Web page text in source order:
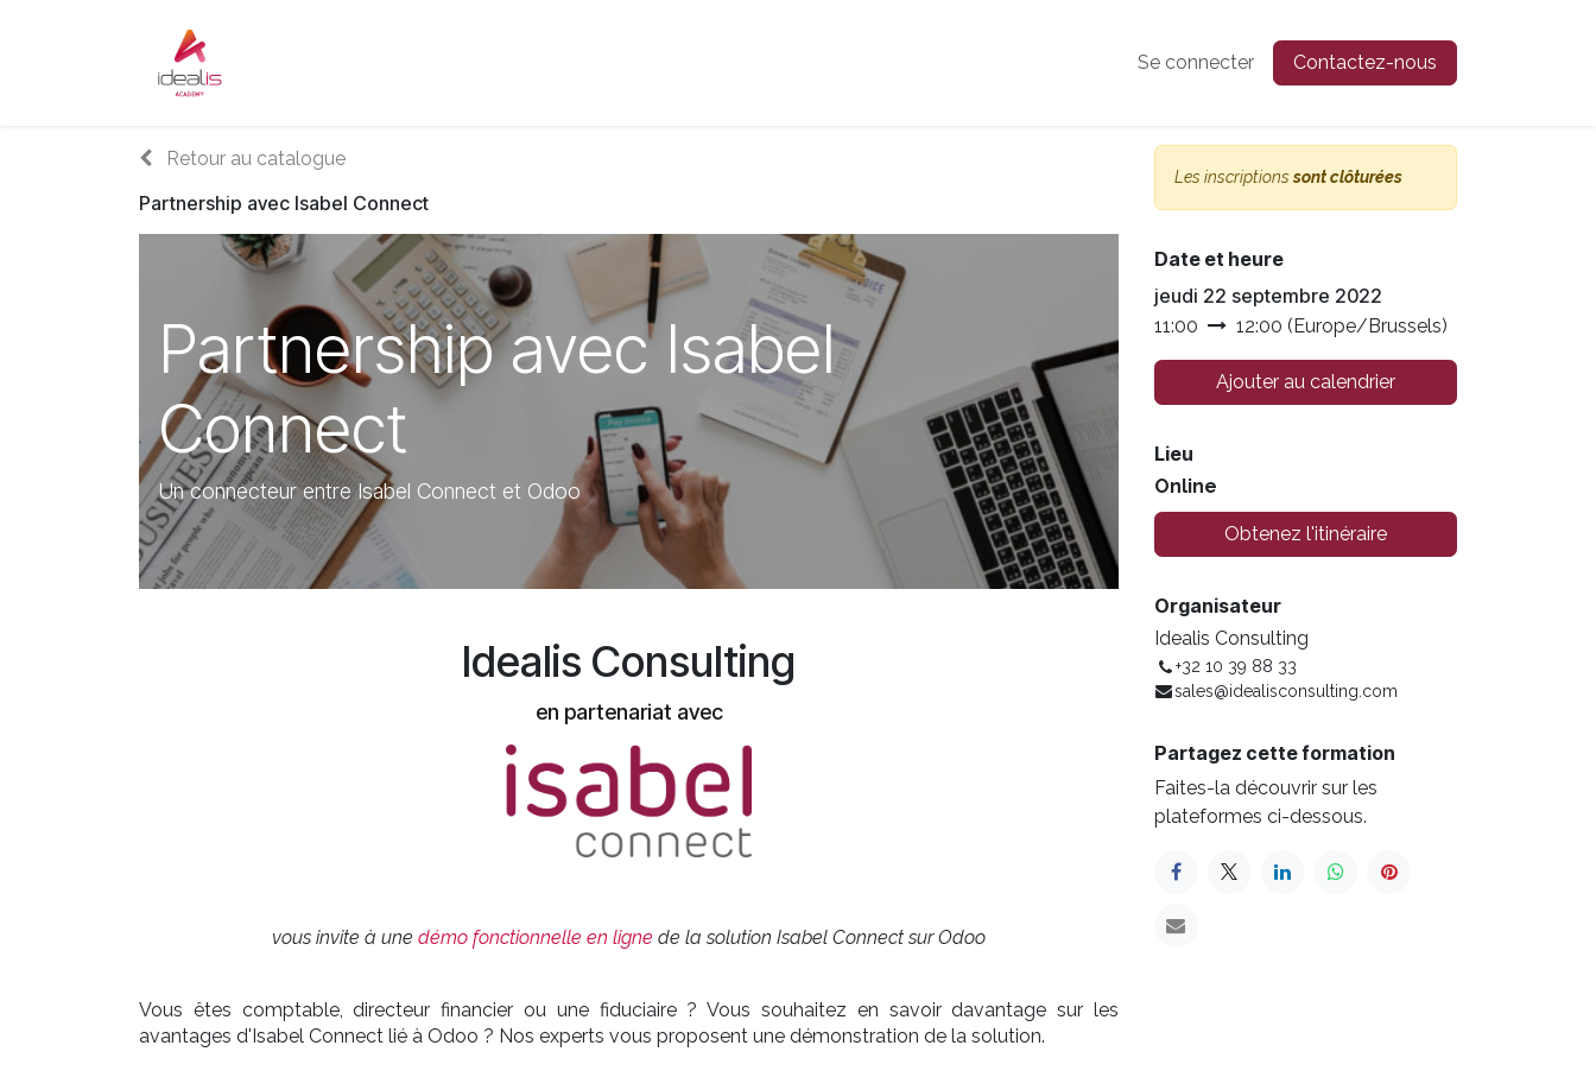
Se connecter Contactez-nous
Retour au catalogue
Partnership avec Isabel Connect
Partnership avec Isabel
Connect
Un connecteur entre Isabel Connect et Odoo
Idealis Consulting
en partenariat avec
vous invite à une démo fonctionnelle en ligne de la solution Isabel Connect sur Odoo
Vous êtes comptable, directeur financier ou une fiduciaire ? Vous souhaitez en savoir davantage sur les
avantages d'Isabel Connect lié à Odoo ? Nos experts vous proposent une démonstration de la solution.
Les inscriptionssont clôturées
Date et heure
jeudi 22 septembre 2022
11:00 12:00 (Europe/Brussels)
Ajouter au calendrier
Lieu
Online
Obtenez l'itinéraire
Organisateur
Idealis Consulting
+32 10 39 88 33
sales@idealisconsulting.com
Partagez cette formation
Faites-la découvrir sur les
plateformes ci-dessous.